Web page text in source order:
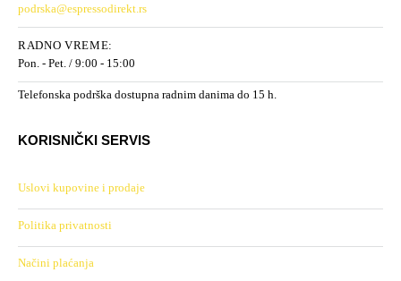
podrska@espressodirekt.rs
RADNO VREME:
Pon. - Pet. / 9:00 - 15:00
Telefonska podrška dostupna radnim danima do 15 h.
KORISNIČKI SERVIS
Uslovi kupovine i prodaje
Politika privatnosti
Načini plaćanja